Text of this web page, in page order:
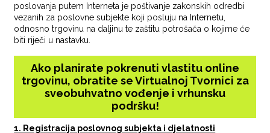
poslovanja putem Interneta je poštivanje zakonskih odredbi
vezanih za poslovne subjekte koji posluju na Internetu,
odnosno trgovinu na daljinu te zaštitu potrošača o kojime će
biti riječi u nastavku.
Ako planirate pokrenuti vlastitu online
trgovinu, obratite se Virtualnoj Tvornici za
sveobuhvatno vođenje i vrhunsku
podršku!
1. Registracija poslovnog subjekta i djelatnosti